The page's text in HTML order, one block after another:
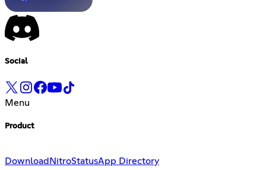
Social
Menu
Product
Download NitroStatusApp Directory